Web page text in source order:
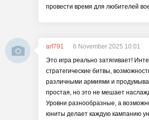
провести время для любителей
arf791
6 November 2025 10:01
Это игра реально затягивает!
стратегические битвы,
различными армиями и
простая, но это не мешает
Уровни разнообразные, а
юниты делает каждую кампанию